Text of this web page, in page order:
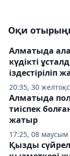
Оқи
20:35, 30
Алматыда
күдікті
іздестіріліп
17:25, 08 маусым
Алматыда
тиіспек
жатыр
Қызды